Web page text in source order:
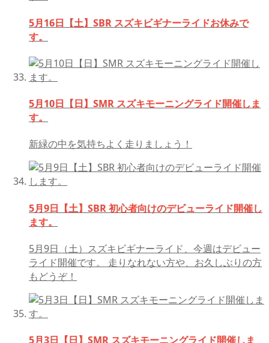
5月16日【土】SBR スズキビギナーライドお休みで
す。
5月10日【日】SMR スズキモーニングライド開催しま
す。
新緑の中を気持ちよく走りましょう！
5月9日【土】SBR 初心者向けのデビューライド開催し
ます。
5月9日（土）スズキビギナーライド、今週はデビュー
ライド開催です。 走りなれない方や、お久しぶりの方
もどうぞ！
5月3日【日】SMR スズキモーニングライド開催しま